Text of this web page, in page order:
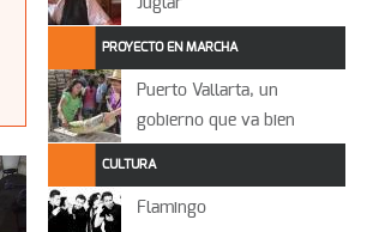
Juglar
PROYECTO EN MARCHA
Puerto Vallarta, un
gobierno que va bien
CULTURA
Flamingo